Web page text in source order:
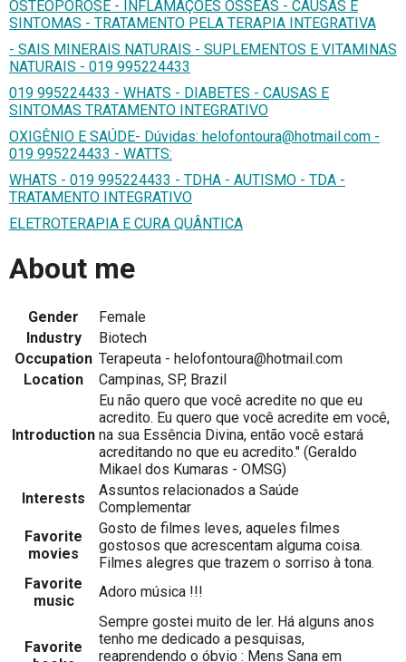
OSTEOPOROSE - INFLAMAÇÕES ÓSSEAS - CAUSAS E
SINTOMAS - TRATAMENTO PELA TERAPIA INTEGRATIVA
- SAIS MINERAIS NATURAIS - SUPLEMENTOS E VITAMINAS
NATURAIS - 019 995224433
019 995224433 - WHATS - DIABETES - CAUSAS E
SINTOMAS TRATAMENTO INTEGRATIVO
OXIGÊNIO E SAÚDE- Dúvidas: helofontoura@hotmail.com -
019 995224433 - WATTS:
WHATS - 019 995224433 - TDHA - AUTISMO - TDA -
TRATAMENTO INTEGRATIVO
ELETROTERAPIA E CURA QUÂNTICA
About me
Gender
Female
Industry
Biotech
Occupation Terapeuta - helofontoura@hotmail.com
Location
Campinas, SP, Brazil
Introduction
Eu não quero que você acredite no que eu
acredito. Eu quero que você acredite em você,
na sua Essência Divina, então você estará
acreditando no que eu acredito." (Geraldo
Mikael dos Kumaras - OMSG)
Interests
Assuntos relacionados a Saúde
Complementar
Favorite
movies
Gosto de filmes leves, aqueles filmes
gostosos que acrescentam alguma coisa.
Filmes alegres que trazem o sorriso à tona.
Favorite
music
Adoro música !!!
Favorite
Sempre gostei muito de ler. Há alguns anos
tenho me dedicado a pesquisas,
reaprendendo o óbvio : Mens Sana em